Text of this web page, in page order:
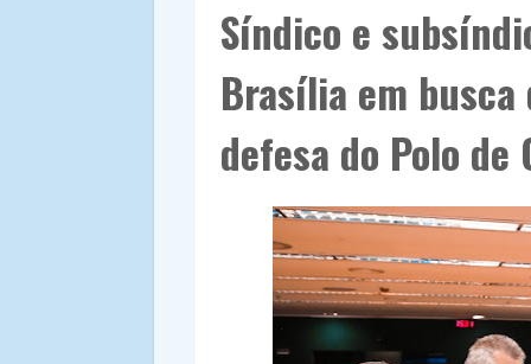
Síndico e
Brasília em
defesa do Polo de